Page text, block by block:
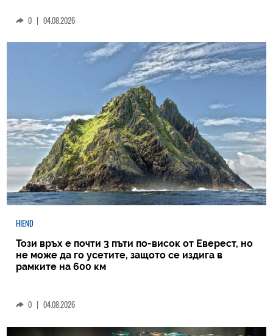
0 | 04.08.2026
HIEND
Този връх е почти 3 пъти по-висок от Еверест, но
не може да го усетите, защото се издига в
рамките на 600 км
0 | 04.08.2026